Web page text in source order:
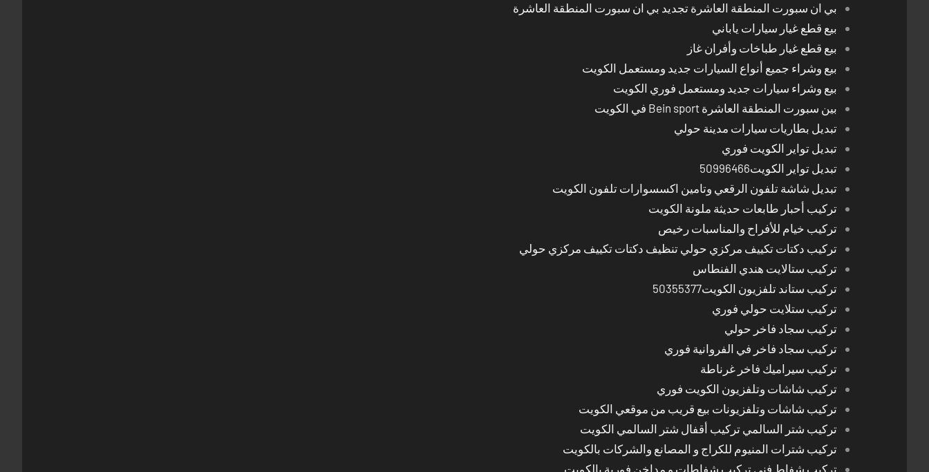
بي ان سبورت المنطقة العاشرة تجديد بي ان سبورت المنطقة العاشرة
بيع قطع غيار سيارات ياباني
بيع قطع غيار طباخات وأفران غاز
بيع وشراء جميع أنواع السيارات جديد ومستعمل الكويت
بيع وشراء سيارات جديد ومستعمل فوري الكويت
بين سبورت المنطقة العاشرة Bein sport في الكويت
تبديل بطاريات سيارات مدينة حولي
تبديل تواير الكويت فوري
تبديل تواير الكويت50996466
تبديل شاشة تلفون الرقعي وتامين اكسسوارات تلفون الكويت
تركيب أحبار طابعات حديثة ملونة الكويت
تركيب خيام للأفراح والمناسبات رخيص
تركيب دكتات تكييف مركزي حولي تنظيف دكتات تكييف مركزي حولي
تركيب ستالايت هندي الفنطاس
تركيب ستاند تلفزيون الكويت50355377
تركيب ستلايت حولي فوري
تركيب سجاد فاخر حولي
تركيب سجاد فاخر في الفروانية فوري
تركيب سيراميك فاخر غرناطة
تركيب شاشات وتلفزيون الكويت فوري
تركيب شاشات وتلفزيونات بيع قريب من موقعي الكويت
تركيب شتر السالمي تركيب أقفال شتر السالمي الكويت
تركيب شترات المنيوم للكراج و المصانع والشركات بالكويت
تركيب شفاط فني تركيب شفاطات و مداخن فورية بالكويت